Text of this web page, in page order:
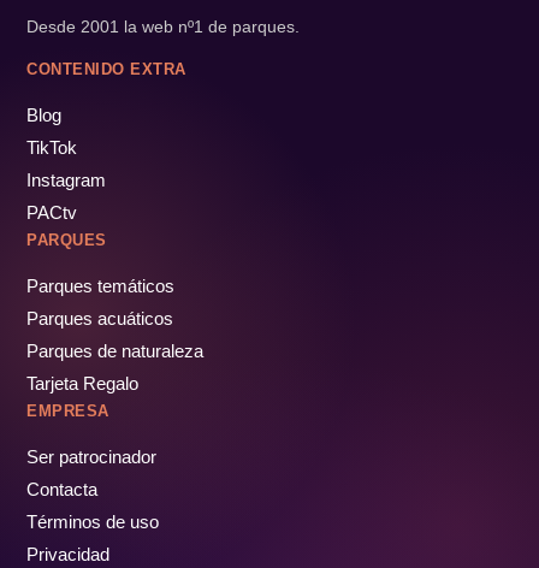
Desde 2001 la web nº1 de parques.
CONTENIDO EXTRA
Blog
TikTok
Instagram
PACtv
PARQUES
Parques temáticos
Parques acuáticos
Parques de naturaleza
Tarjeta Regalo
EMPRESA
Ser patrocinador
Contacta
Términos de uso
Privacidad